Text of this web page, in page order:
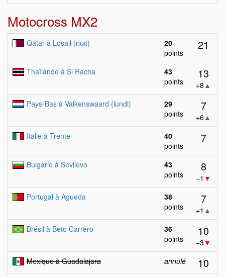
Motocross MX2
Qatar à Losail (nuit)
20
points
21
Thaïlande à Si Racha
43
points
13
+8 ▲
Pays-Bas à Valkenswaard (lundi)
29
points
7
+6▲
Italie à Trente
40
points
7
Bulgarie à Sevlievo
43
points
8
−1 ▼
Portugal à Agueda
38
points
7
+1 ▲
Brésil à Beto Carrero
36
points
10
−3 ▼
Mexique à Guadalajara
annulé 10